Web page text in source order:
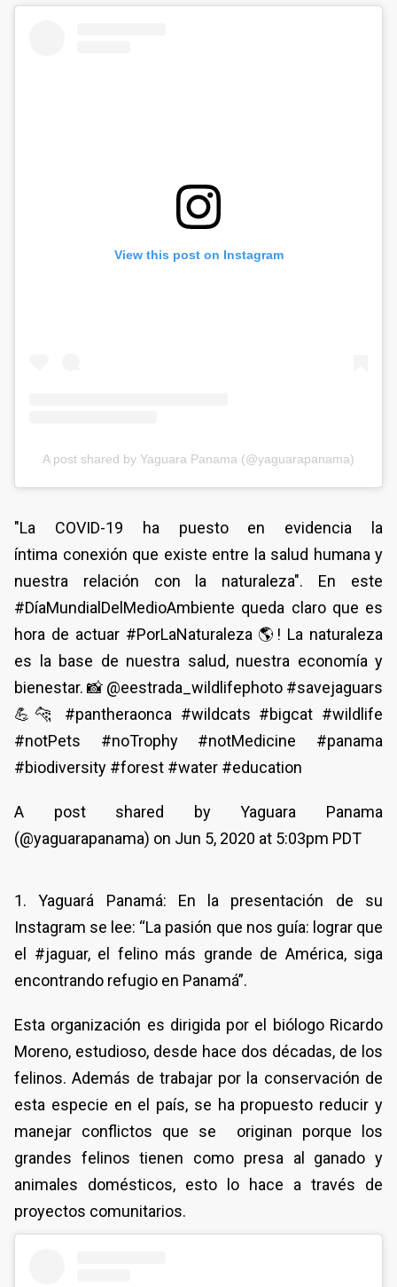
View this post on Instagram
A post shared by Yaguara Panama (@yaguarapanama)
"La COVID-19 ha puesto en evidencia la
íntima conexión que existe entre la salud humana y
nuestra relación con la naturaleza". En este
#DíaMundialDelMedioAmbiente queda claro que es
hora de actuar #PorLaNaturaleza 🌎! La naturaleza
es la base de nuestra salud, nuestra economía y
bienestar. 📸 @eestrada_wildlifephoto #savejaguars
💪🐆 #pantheraonca #wildcats #bigcat #wildlife
#notPets #noTrophy #notMedicine #panama
#biodiversity #forest #water #education
A post shared by Yaguara Panama
(@yaguarapanama) on Jun 5, 2020 at 5:03pm PDT
1. Yaguará Panamá: En la presentación de su
Instagram se lee: “La pasión que nos guía: lograr que
el #jaguar, el felino más grande de América, siga
encontrando refugio en Panamá”.
Esta organización es dirigida por el biólogo Ricardo
Moreno, estudioso, desde hace dos décadas, de los
felinos. Además de trabajar por la conservación de
esta especie en el país, se ha propuesto reducir y
manejar conflictos que se originan porque los
grandes felinos tienen como presa al ganado y
animales domésticos, esto lo hace a través de
proyectos comunitarios.